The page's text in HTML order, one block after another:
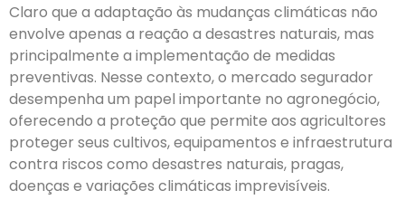
Claro que a adaptação às mudanças climáticas não
envolve apenas a reação a desastres naturais, mas
principalmente a implementação de medidas
preventivas. Nesse contexto, o mercado segurador
desempenha um papel importante no agronegócio,
oferecendo a proteção que permite aos agricultores
proteger seus cultivos, equipamentos e infraestrutura
contra riscos como desastres naturais, pragas,
doenças e variações climáticas imprevisíveis.